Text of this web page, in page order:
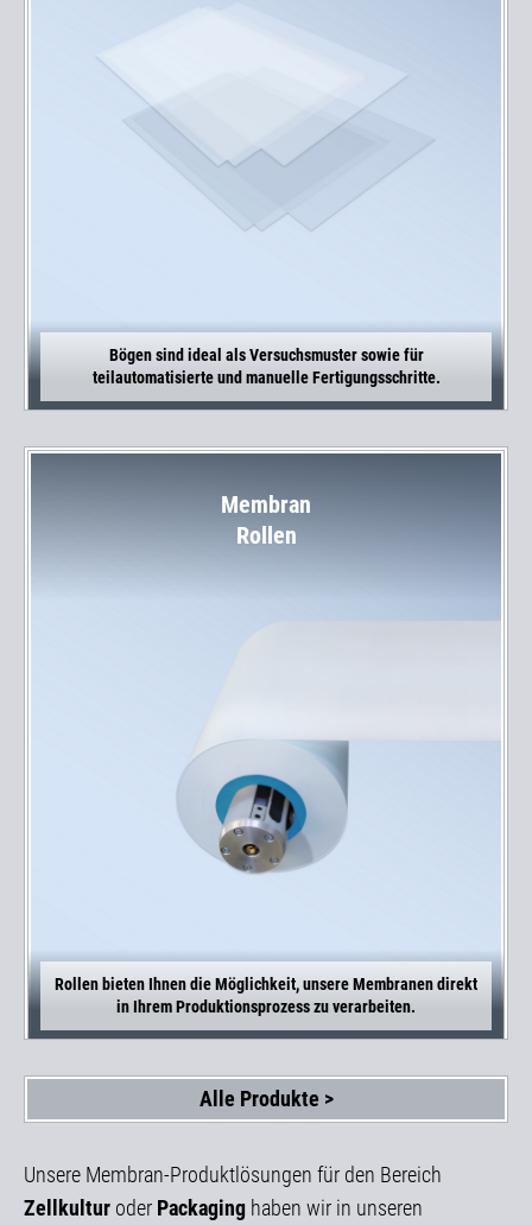
Bögen sind ideal als Versuchsmuster sowie für
teilautomatisierte und manuelle Fertigungsschritte.
Membran
Rollen
Rollen bieten Ihnen die Möglichkeit, unsere Membranen direkt
in Ihrem Produktionsprozess zu verarbeiten.
Alle Produkte >
Unsere Membran-Produktlösungen für den Bereich
Zellkultur oder Packaging haben wir in unseren